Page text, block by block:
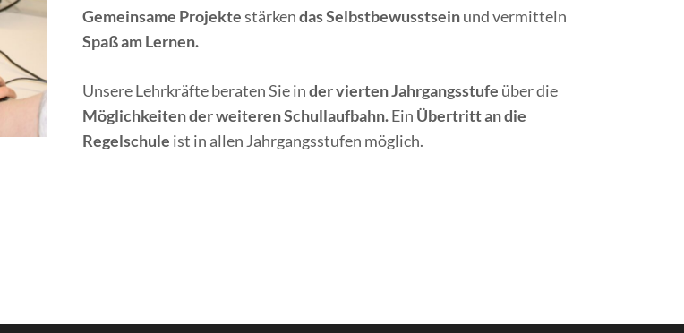
Gemeinsame Projektestärkendas Selbstbewusstseinund vermitteln
Spaß am Lernen.
Unsere Lehrkräfte beraten Sie inder vierten Jahrgangsstufe über die
Möglichkeiten der weiteren Schullaufbahn.Ein Übertritt an die
Regelschule ist in allen Jahrgangsstufen möglich.